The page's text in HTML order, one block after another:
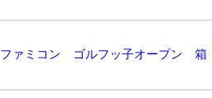
ファミコン ゴルフッ子オープン 箱